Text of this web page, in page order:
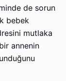
de sorun
bebek
mutlaka
annenin